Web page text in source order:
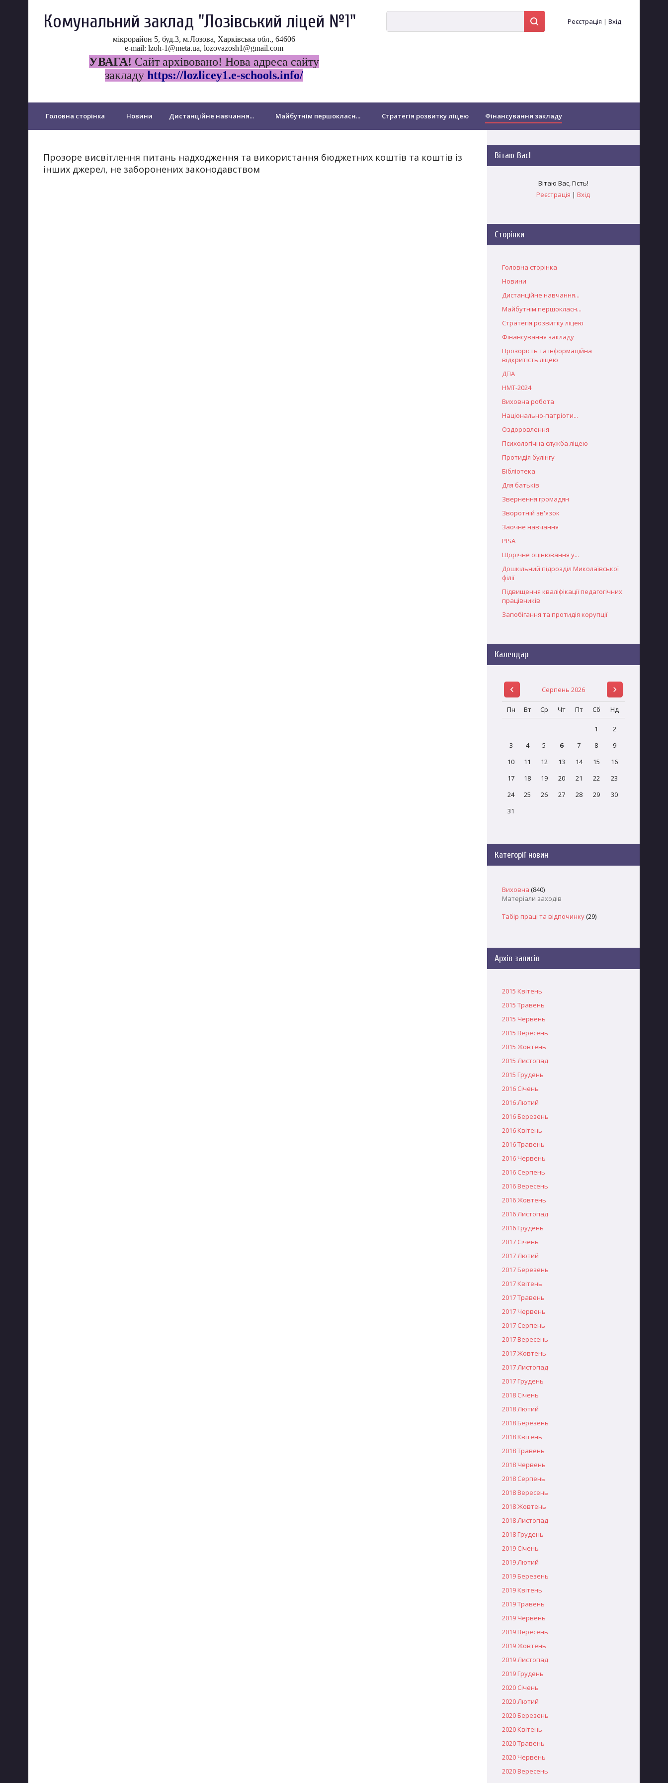
Комунальний заклад "Лозівський ліцей №1"
мікрорайон 5, буд.3, м.Лозова, Харківська обл., 64606
e-mail: lzoh-1@meta.ua, lozovazosh1@gmail.com
УВАГА! Сайт архівовано! Нова адреса сайту
закладу https://lozlicey1.e-schools.info/
Реєстрація | Вхід
Головна сторінка Новини Дистанційне навчання... Майбутнім першокласн... Стратегія розвитку ліцею Фінансування закладу
Оздоровлення
Психологічна служба ліцею Протидія булінгу Бібліотека
Прозоре висвітлення питань надходження та використання бюджетних коштів та коштів із
інших джерел, не заборонених законодавством
Вітаю Вас!
Вітаю Вас,Гість!
Реєстрація | Вхід
Сторінки
Головна сторінка
Новини
Дистанційне навчання...
Майбутнім першокласн...
Стратегія розвитку ліцею
Фінансування закладу
Прозорість та інформаційна
відкритість ліцею
ДПА
НМТ-2024
Виховна робота
Національно-патріоти...
Оздоровлення
Психологічна служба ліцею
Протидія булінгу
Бібліотека
Для батьків
Звернення громадян
Зворотній зв'язок
Заочне навчання
PISA
Щорічне оцінювання у...
Дошкільний підрозділ Миколаївської
філії
Підвищення кваліфікації педагогічних
працівників
Запобігання та протидія корупції
Календар
Серпень 2026
Пн Вт Ср Чт Пт Сб Нд
1
2
3
4 5 6 7 8
9
10
11 12 13 14 15
16
17
18 19 20 21 22
23
24
25 26 27 28 29
30
31
Категорії новин
Виховна (840)
Матеріали заходів
Табір праці та відпочинку(29)
Архів записів
2015 Квітень
2015 Травень
2015 Червень
2015 Вересень
2015 Жовтень
2015 Листопад
2015 Грудень
2016 Січень
2016 Лютий
2016 Березень
2016 Квітень
2016 Травень
2016 Червень
2016 Серпень
2016 Вересень
2016 Жовтень
2016 Листопад
2016 Грудень
2017 Січень
2017 Лютий
2017 Березень
2017 Квітень
2017 Травень
2017 Червень
2017 Серпень
2017 Вересень
2017 Жовтень
2017 Листопад
2017 Грудень
2018 Січень
2018 Лютий
2018 Березень
2018 Квітень
2018 Травень
2018 Червень
2018 Серпень
2018 Вересень
2018 Жовтень
2018 Листопад
2018 Грудень
2019 Січень
2019 Лютий
2019 Березень
2019 Квітень
2019 Травень
2019 Червень
2019 Вересень
2019 Жовтень
2019 Листопад
2019 Грудень
2020 Січень
2020 Лютий
2020 Березень
2020 Квітень
2020 Травень
2020 Червень
2020 Вересень